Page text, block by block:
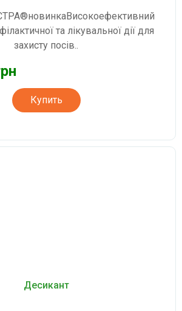
та лікувальної дії для
захисту посів..
Купить
Десикант